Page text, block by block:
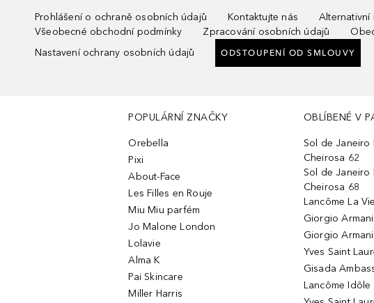
Prohlášení o ochraně osobních údajů Kontaktujte nás
Alternativní
Všeobecné obchodní podmínky
Zpracování osobních údajů
Nastavení ochrany osobních údajů
ODSTOUPENÍ OD SMLOUVY
POPULÁRNÍ ZNAČKY
Orebella
Pixi
About-Face
Les Filles en Rouje
Miu Miu parfém
Jo Malone London
Lolavie
Alma K
Pai Skincare
Miller Harris
OBLÍBENÉ V
Sol de Janeiro
Cheirosa 62
Sol de Janeiro
Cheirosa 68
Lancôme La
Giorgio
Giorgio Armani
Yves Saint
Gisada
Lancôme Idôle